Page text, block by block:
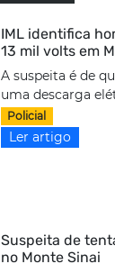
IML identifica
13 mil volts em
A suspeita é de
uma descarga
Policial
Ler artigo
Suspeita de
no Monte Sinai